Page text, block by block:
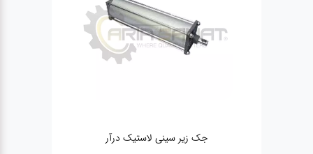
جک زیر سینی لاستیک درآر